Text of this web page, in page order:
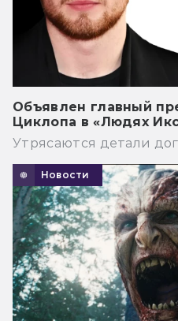
Объявлен главный
Циклопа в «Людях
Утрясаются детали
Новости